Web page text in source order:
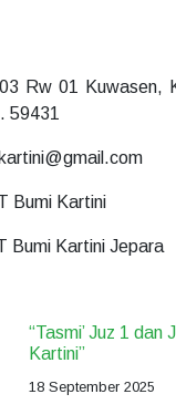
Rw 01 Kuwasen,
59431
Bumi Kartini
Bumi Kartini Jepara
“Tasmi’ Juz 1
Kartini”
18 September 2025